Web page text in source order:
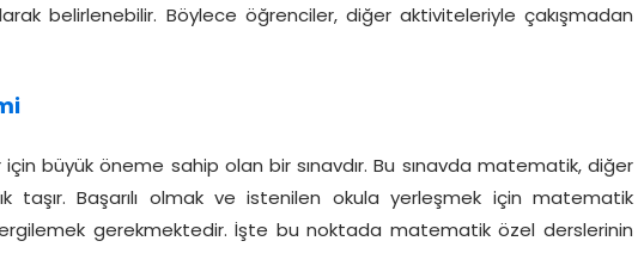
belirlenebilir. Böylece öğrenciler, diğer aktiviteleriyle çakışmadan
için büyük öneme sahip olan bir sınavdır. Bu sınavda matematik, diğer
taşır. Başarılı olmak ve istenilen okula yerleşmek için matematik
gerekmektedir. İşte bu noktada matematik özel derslerinin